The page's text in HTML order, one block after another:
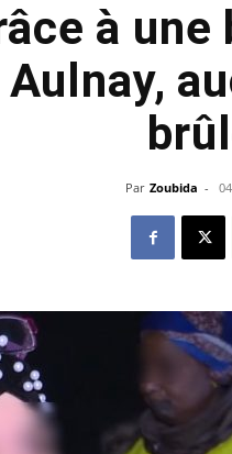
à
Par Zoubida -